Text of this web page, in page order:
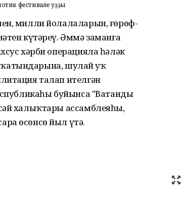
фестивале уҙҙы
милли йолалаларын, ғөрөф-
күтәреү. Әммә заманға
хәрби операцияла һәләк
ҡатындарына, шулай уҡ
талап ителгән
буйынса "Ватанды
халыҡтары ассамблеяһы,
өсөнсө йыл үтә.